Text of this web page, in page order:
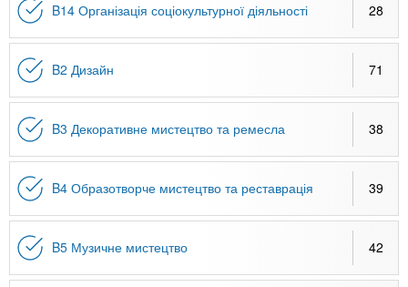
B14 Організація соціокультурної діяльності 28
B2 Дизайн 71
B3 Декоративне мистецтво та ремесла 38
B4 Образотворче мистецтво та реставрація 39
B5 Музичне мистецтво 42